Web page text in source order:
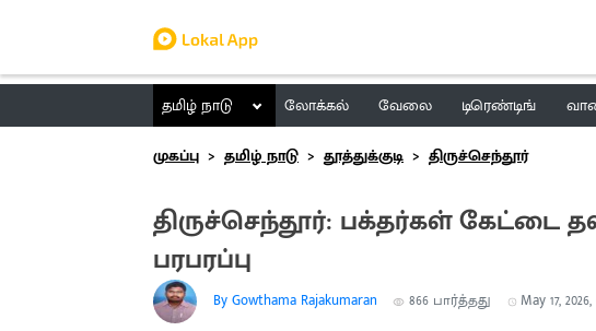
தமிழ் நாடு லோக்கல் வேலை டிரெண்டிங்
முகப்பு
தமிழ் நாடு தூத்துக்குடி திருச்செந்தூர்
திருச்செந்தூர்: பக்தர்கள் கேட்டை
பரபரப்பு
By Gowthama Rajakumaran 866 பார்த்தது May 17,